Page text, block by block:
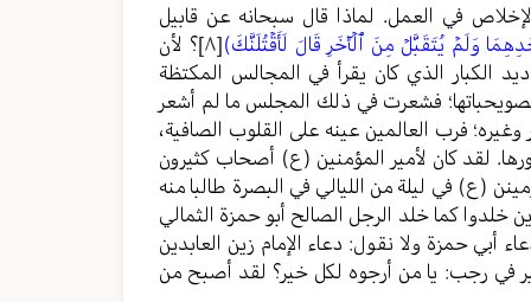
في العمل. لماذا قال سبحانه عن قابيل
وَلَمۡ يُتَقَبَّلۡ مِنَ ٱلۡأٓخَرِ قَالَ لَأَقۡتُلَنَّكَ)[٨]
؟ لأن
الكبار الذي كان يقرأ في المجالس المكتظة
فشعرت في ذلك المجلس ما لم أشعر
فرب العالمين عينه على القلوب الصافية،
لقد كان لأمير المؤمنين (ع) أصحاب كثيرون
(ع) في ليلة من الليالي في البصرة طالبا منه
كما خلد الرجل الصالح أبو حمزة الثمالي
أبي حمزة ولا نقول: دعاء الإمام زين العابدين
في رجب: يا من أرجوه لكل خير؟ لقد أصبح من